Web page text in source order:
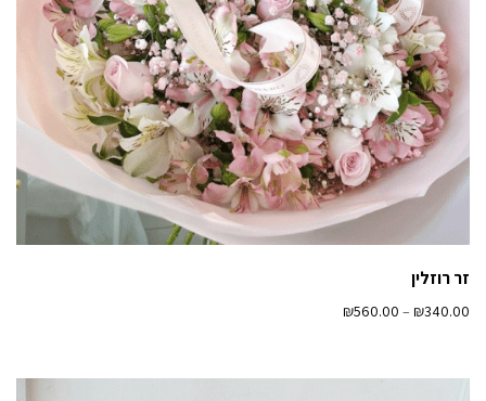
זר רוזלין
₪340.00
–
₪560.00